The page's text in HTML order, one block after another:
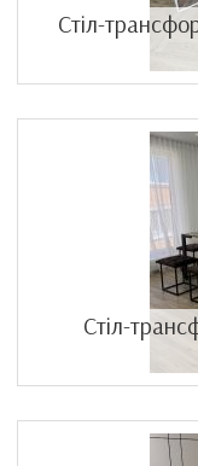
Стіл-
Стіл-